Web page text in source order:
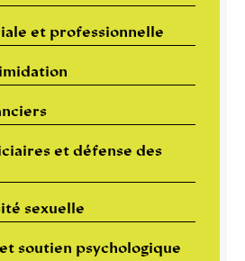
et professionnelle
et défense des
sexuelle
soutien psychologique